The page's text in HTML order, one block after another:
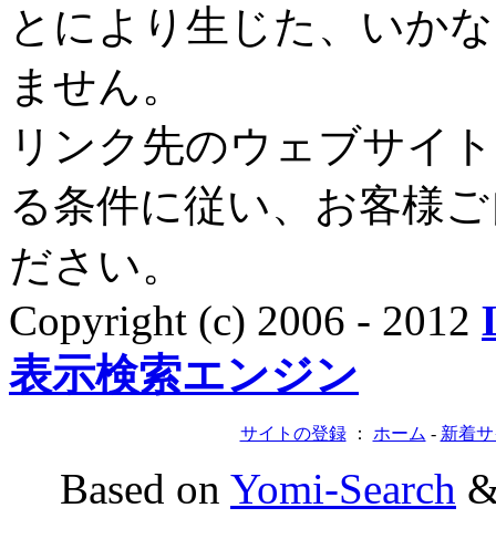
とにより生じた、いか
ません。
リンク先のウェブサイ
る条件に従い、お客様
ださい。
Copyright (c) 2006 - 2012
表示検索エンジン
サイトの登録： ホーム - 新着
Based on Yomi-Search